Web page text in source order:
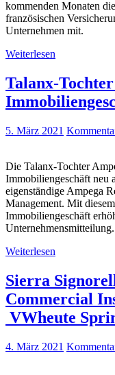
kommenden Monaten
französischen
Unternehmen mit.
Weiterlesen
Talanx-
5. März 2021
Die Talanx-Tochter
Immobiliengeschäft neu
eigenständige Ampega
Management. Mit
Immobiliengeschäft
Unternehmensmitteilung.
Weiterlesen
Sierra
Commercial
VWheute
4. März 2021